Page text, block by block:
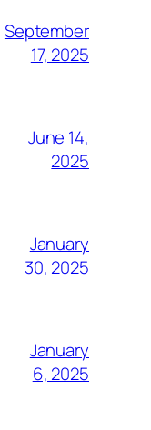
September
17, 2025
June 14,
2025
January
30, 2025
January
6, 2025